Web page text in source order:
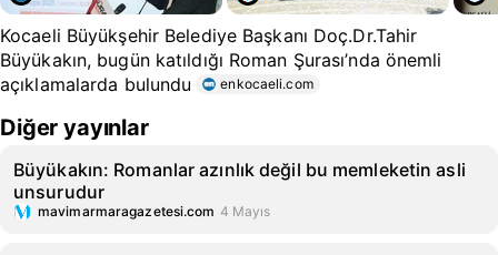
Kocaeli Büyükşehir Belediye Başkanı Doç.Dr.Tahir
Büyükakın, bugün katıldığı Roman Şurası’nda önemli
açıklamalarda bulundu
enkocaeli.com
Diğer yayınlar
Büyükakın: Romanlar azınlık değil bu memleketin asli
unsurudur
mavimarmaragazetesi.com 4 Mayıs